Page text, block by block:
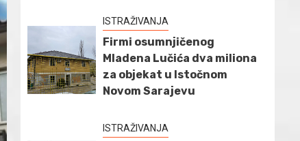
ISTRAŽIVANJA
Firmi osumnjičenog
Mladena Lučića dva miliona
za objekat u Istočnom
Novom Sarajevu
ISTRAŽIVANJA